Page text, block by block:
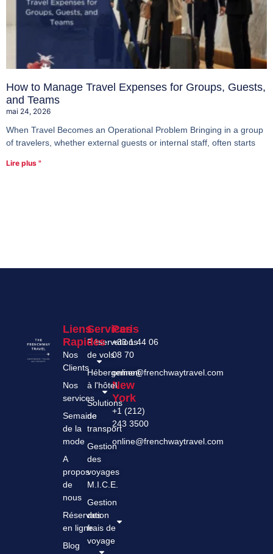
How to Manage Travel Expenses for Groups, Guests,
and Teams
mai 24, 2026
When Travel Becomes an Operational Problem Bringing in a group
of travelers, whether external guests or internal staff, often starts
Lire plus "
Paris
+33 1 44 06
08 70
online@frenchwaytravel.com
New
York
+1 (212)
243 3500
online@frenchwaytravel.com
Services
Réservations
de vols
Hébergement
à l'hôtel
Solutions
de
transport
Gestion
des
voyages
M.I.C.E.
Gestion
des
frais de
voyage
Liens
Rapides
Nos
Clients
Nos
services
Semaine
de la
mode
A
propos
de
nous
Réservation
en ligne
Blog